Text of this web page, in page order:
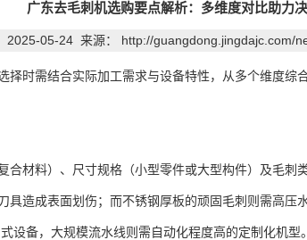
广东去毛刺机选购要点解析：多维度对比助力
2025-05-24 来源： http://guangdong.jingdajc.com/
择时需结合实际加工需求与设备特性，从多个维度综
材料）、尺寸规格（小型零件或大型构件）及毛刺
具造成表面划伤；而不锈钢厚板的顽固毛刺则需高压
备，大规模流水线则需自动化程度高的定制化机型。